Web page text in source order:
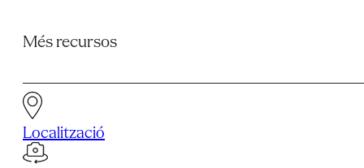
Més recursos
Localització